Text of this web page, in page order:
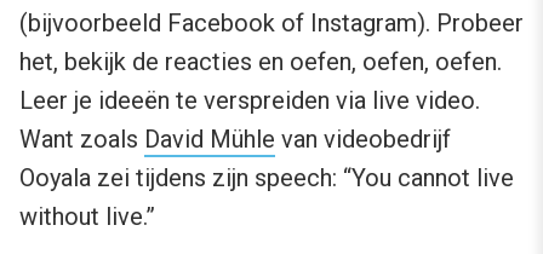
(bijvoorbeeld Facebook of Instagram). Probeer
het, bekijk de reacties en oefen, oefen, oefen.
Leer je ideeën te verspreiden via live video.
Want zoals David Mühle van videobedrijf
Ooyala zei tijdens zijn speech: “You cannot live
without live.”